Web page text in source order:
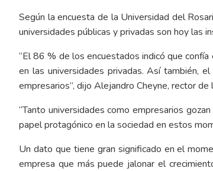
Según la encuesta de la Universidad del
universidades públicas y privadas son hoy las
“El 86 % de los encuestados indicó que
en las universidades privadas. Así también,
empresarios”, dijo Alejandro Cheyne, rector
“Tanto universidades como empresarios
papel protagónico en la sociedad en estos
Un dato que tiene gran significado en el
empresa que más puede jalonar el